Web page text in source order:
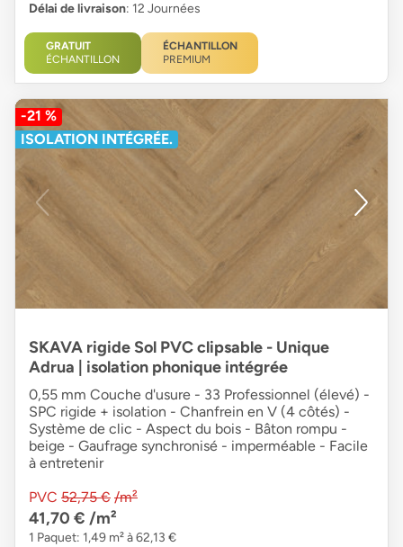
Délai de livraison: 12 Journées
GRATUIT
ÉCHANTILLON
ÉCHANTILLON
PREMIUM
-21 %
ISOLATION INTÉGRÉE.
SKAVA rigide Sol PVC clipsable - Unique
Adrua | isolation phonique intégrée
0,55 mm Couche d'usure - 33 Professionnel (élevé) -
SPC rigide + isolation - Chanfrein en V (4 côtés) -
Système de clic - Aspect du bois - Bâton rompu -
beige - Gaufrage synchronisé - imperméable - Facile
à entretenir
PVC 52,75 € /m²
41,70 € /m²
1 Paquet: 1,49 m² à 62,13 €